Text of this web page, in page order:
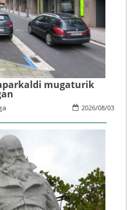
mugaturik
2026/08/03